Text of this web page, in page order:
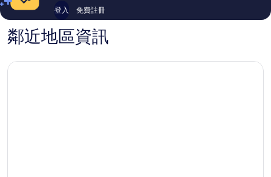
登入 免費註冊
鄰近地區資訊